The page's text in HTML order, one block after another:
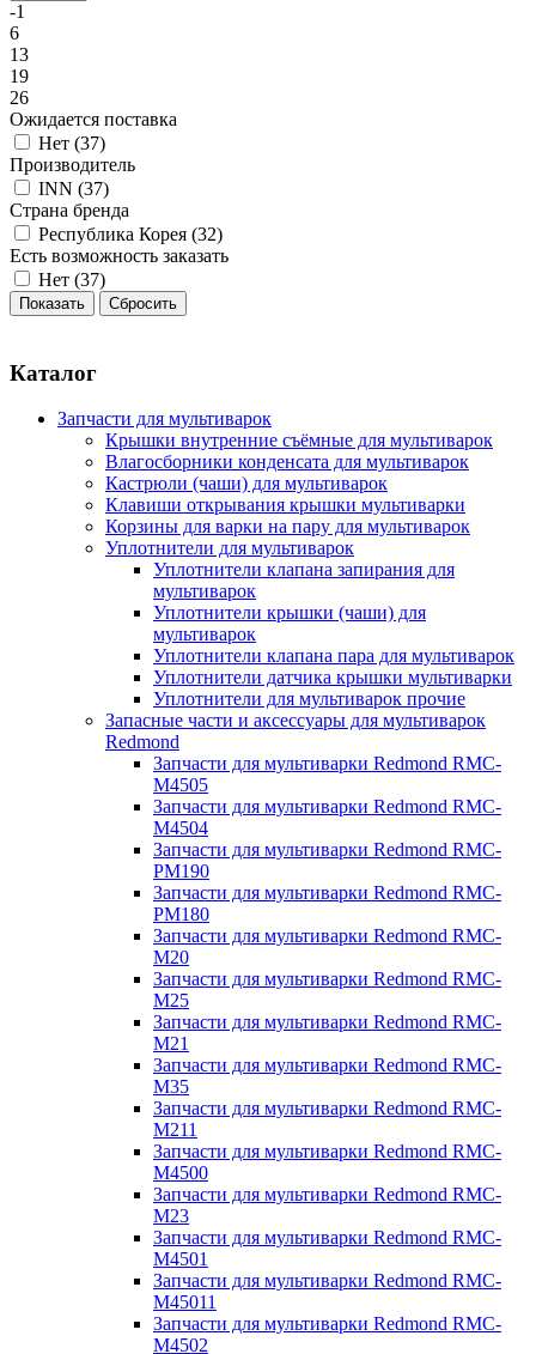
-1
6
13
19
26
Ожидается поставка
Нет (37)
Производитель
INN (37)
Страна бренда
Республика Корея (32)
Есть возможность заказать
Нет (37)
Каталог
Запчасти для мультиварок
Крышки внутренние съёмные для мультиварок
Влагосборники конденсата для мультиварок
Кастрюли (чаши) для мультиварок
Клавиши открывания крышки мультиварки
Корзины для варки на пару для мультиварок
Уплотнители для мультиварок
Уплотнители клапана запирания для
мультиварок
Уплотнители крышки (чаши) для
мультиварок
Уплотнители клапана пара для мультиварок
Уплотнители датчика крышки мультиварки
Уплотнители для мультиварок прочие
Запасные части и аксессуары для мультиварок
Redmond
Запчасти для мультиварки Redmond RMC-
M4505
Запчасти для мультиварки Redmond RMC-
M4504
Запчасти для мультиварки Redmond RMC-
PM190
Запчасти для мультиварки Redmond RMC-
PM180
Запчасти для мультиварки Redmond RMC-
M20
Запчасти для мультиварки Redmond RMC-
M25
Запчасти для мультиварки Redmond RMC-
M21
Запчасти для мультиварки Redmond RMC-
M35
Запчасти для мультиварки Redmond RMC-
M211
Запчасти для мультиварки Redmond RMC-
M4500
Запчасти для мультиварки Redmond RMC-
M23
Запчасти для мультиварки Redmond RMC-
M4501
Запчасти для мультиварки Redmond RMC-
M45011
Запчасти для мультиварки Redmond RMC-
M4502